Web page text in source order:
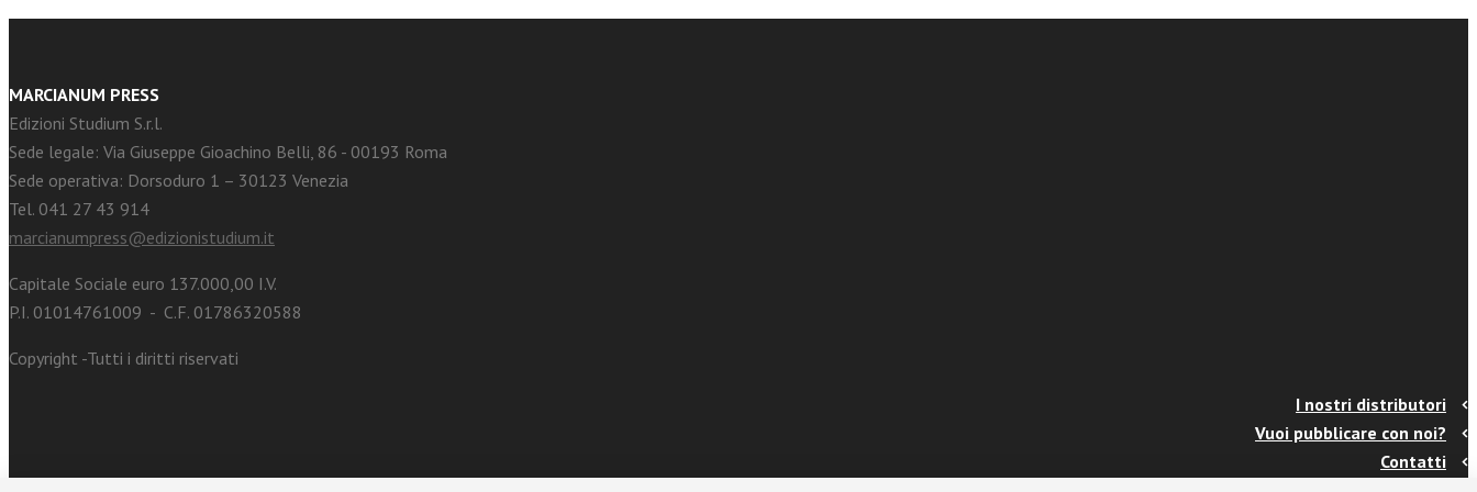
MARCIANUM PRESS
Edizioni Studium S.r.l.
Sede legale: Via Giuseppe Gioachino Belli, 86 - 00193 Roma
Sede operativa: Dorsoduro 1 – 30123 Venezia
Tel. 041 27 43 914
marcianumpress@edizionistudium.it
Capitale Sociale euro 137.000,00 I.V.
P.I. 01014761009 - C.F. 01786320588
Copyright -Tutti i diritti riservati
I nostri distributori
Vuoi pubblicare con noi?
Contatti